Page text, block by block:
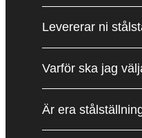
Levererar ni
Varför ska jag
Är era